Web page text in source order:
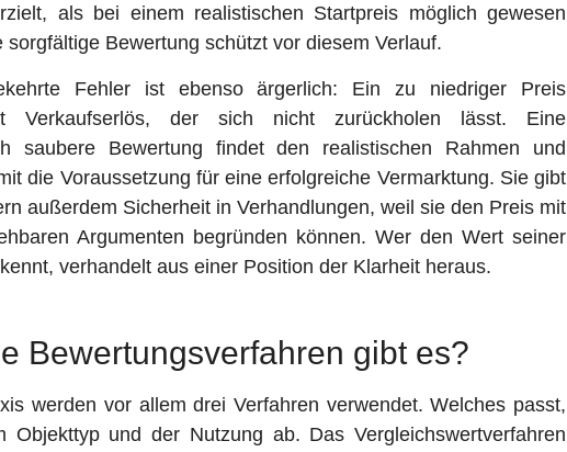
als bei einem realistischen Startpreis möglich gewesen
sorgfältige Bewertung schützt vor diesem Verlauf.
Fehler ist ebenso ärgerlich: Ein zu niedriger Preis
Verkaufserlös, der sich nicht zurückholen lässt. Eine
saubere Bewertung findet den realistischen Rahmen und
die Voraussetzung für eine erfolgreiche Vermarktung. Sie gibt
außerdem Sicherheit in Verhandlungen, weil sie den Preis mit
Argumenten begründen können. Wer den Wert seiner
verhandelt aus einer Position der Klarheit heraus.
Bewertungsverfahren gibt es?
werden vor allem drei Verfahren verwendet. Welches passt,
Objekttyp und der Nutzung ab. Das Vergleichswertverfahren